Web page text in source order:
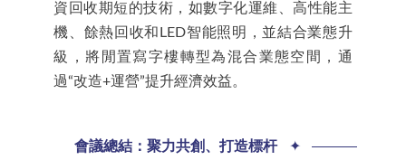
資回收期短的技術，如數字化運維、高性能主
機、餘熱回收和LED智能照明，並結合業態升
級，將閒置寫字樓轉型為混合業態空間，通
過“改造+運營”提升經濟效益。
會議總結：聚力共創、打造標杆 ✦